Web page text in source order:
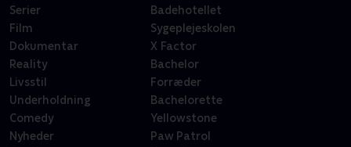
Serier
Film
Dokumentar
Reality
Livsstil
Underholdning
Comedy
Nyheder
Badehotellet
Sygeplejeskolen
X Factor
Bachelor
Forræder
Bachelorette
Yellowstone
Paw Patrol